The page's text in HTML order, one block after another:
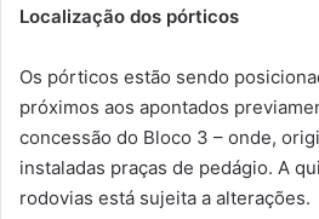
Localização dos pórticos
Os pórticos estão sendo
próximos aos apontados
concessão do Bloco 3 – onde,
instaladas praças de pedágio. A
rodovias está sujeita a alterações.